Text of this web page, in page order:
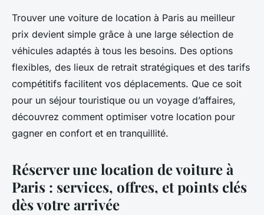
Location voiture Paris :
trouvez votre véhicule au
meilleur prix
Romane•19 mai 2025• 7 min de lecture
Trouver une voiture de location à Paris au meilleur
prix devient simple grâce à une large sélection de
véhicules adaptés à tous les besoins. Des options
flexibles, des lieux de retrait stratégiques et des tarifs
compétitifs facilitent vos déplacements. Que ce soit
pour un séjour touristique ou un voyage d’affaires,
découvrez comment optimiser votre location pour
gagner en confort et en tranquillité.
Réserver une location de voiture à
Paris : services, offres, et points clés
dès votre arrivée